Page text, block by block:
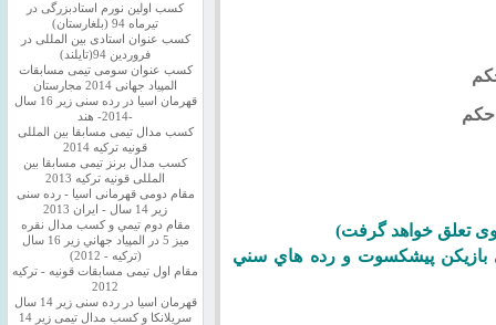
وی تعلق خواهد گرفت)
بازيكن پيشكسوت و رده هاي سني
کسب اولین نورم استادبزرگی در
تیرماه 94 (بلغارستان)
کسب عنوان استادی بین المللی در
فروردین 94(تایلند)
کسب عنوان سومی تیمی مسابقات
المپیاد جهانی 2014 مجارستان
قهرمان اسیا در رده سنی زیر 16 سال
-2014- هند
کسب مدال تیمی مسابقا بین المللی
قونیه ترکیه 2014
کسب مدال برنز تیمی مسابقا بین
المللی قونیه ترکیه 2013
مقام دومی قهرمانی اسیا - رده سنی
زیر 14 سال - ایران 2013
مقام دوم تيمي و كسب مدال نقره
ميز 5 در المپياد جهاني زير 16 سال
(تركيه - 2012)
مقام اول تیمی مسابقات قونیه - ترکیه
2012
قهرمان اسیا در رده سنی زیر 14 سال
سريلانكا و کسب مدال تیمی زیر 14